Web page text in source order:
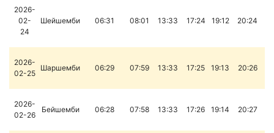
2026-
02-
24
Шейшемби 06:31 08:01 13:33 17:24 19:12 20:24
2026-
02-25
Шаршемби 06:29 07:59 13:33 17:25 19:13 20:26
2026-
02-26
Бейшемби 06:28 07:58 13:33 17:26 19:14 20:27